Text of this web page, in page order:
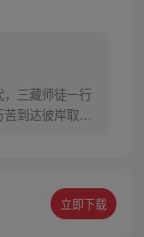
三藏师徒一行
到达彼岸取
和他一起重新
小队”，再度踏
立即下载